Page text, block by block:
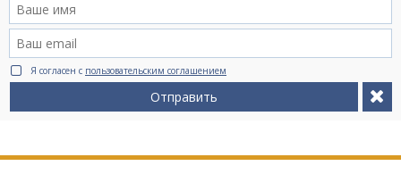
Я согласен с пользовательским соглашением
Отправить